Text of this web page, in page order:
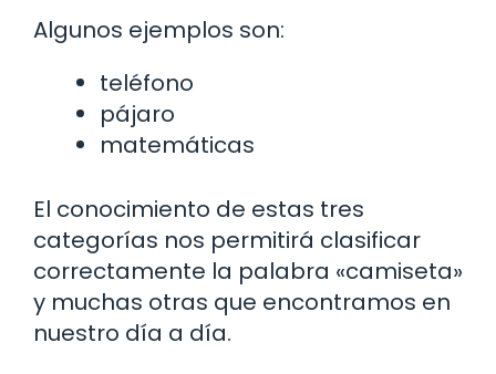
Algunos ejemplos son:
teléfono
pájaro
matemáticas
El conocimiento de estas tres
categorías nos permitirá clasificar
correctamente la palabra «camiseta»
y muchas otras que encontramos en
nuestro día a día.